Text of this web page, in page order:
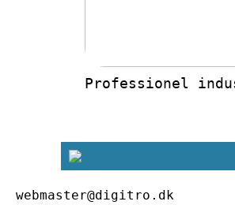
Professionel
webmaster@digitro.dk